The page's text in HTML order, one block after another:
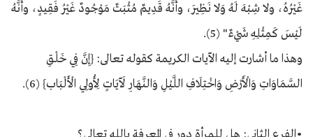
غَيْرُهُ، ولا شِبْهَ لَهُ وَلا نَظِيرَ، وأَنَّهُ قَدِيمٌ مُثْبَتٌ مَوْجُودٌ غَيْرُ فَقِيدٍ، وأَنَّهُ
لَيْسَ كَمِثْلِهِ شَيْ‏ءٌ" (5).
وهذا ما أشارت إليه الآيات الكريمة كقوله تعالى: {إِنَّ فِي خَلْقِ
السَّمَاوَاتِ وَالْأَرْضِ وَاخْتِلَافِ اللَّيْلِ وَالنَّهَارِ لَآيَاتٍ لِأُولِي الْأَلْبَاب} (6).